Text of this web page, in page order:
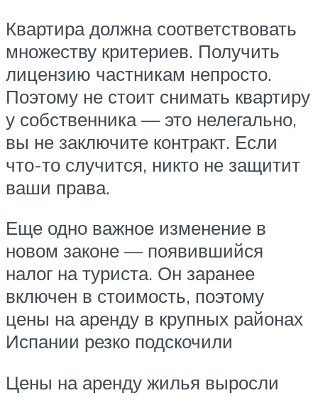
Квартира должна соответствовать
множеству критериев. Получить
лицензию частникам непросто.
Поэтому не стоит снимать квартиру
у собственника — это нелегально,
вы не заключите контракт. Если
что-то случится, никто не защитит
ваши права.
Еще одно важное изменение в
новом законе — появившийся
налог на туриста. Он заранее
включен в стоимость, поэтому
цены на аренду в крупных районах
Испании резко подскочили
Цены на аренду жилья выросли